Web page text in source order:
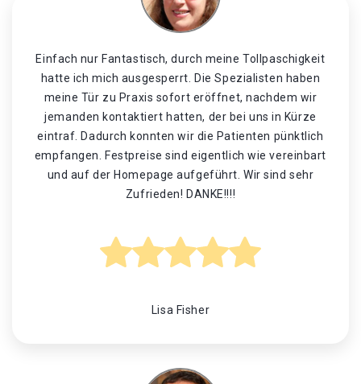
Einfach nur Fantastisch, durch meine Tollpaschigkeit
hatte ich mich ausgesperrt. Die Spezialisten haben
meine Tür zu Praxis sofort eröffnet, nachdem wir
jemanden kontaktiert hatten, der bei uns in Kürze
eintraf. Dadurch konnten wir die Patienten pünktlich
empfangen. Festpreise sind eigentlich wie vereinbart
und auf der Homepage aufgeführt. Wir sind sehr
Zufrieden! DANKE!!!!
Lisa Fisher